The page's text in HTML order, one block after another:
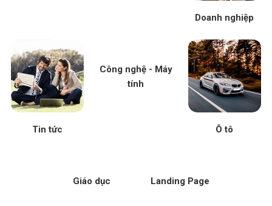
Doanh nghiệp
Tin tức
Công nghệ - Máy
tính
Ô tô
Giáo dục Landing Page